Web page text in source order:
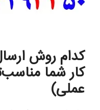
کدام روش
کار شما
عملی)